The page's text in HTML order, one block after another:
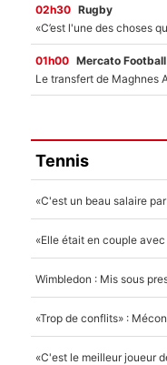
02h30 Rugby
01h00 Mercato Football
Tennis